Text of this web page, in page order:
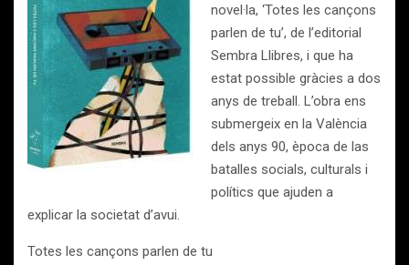
novel·la, ‘Totes les cançons
parlen de tu’, de l’editorial
Sembra Llibres, i que ha
estat possible gràcies a dos
anys de treball. L’obra ens
submergeix en la València
dels anys 90, època de las
batalles socials, culturals i
polítics que ajuden a
explicar la societat d’avui.
Totes les cançons parlen de tu